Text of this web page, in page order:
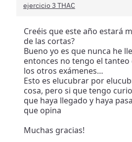
ejercicio 3 THAC
Creéis que este año estará
de las cortas?
Bueno yo es que nunca he
entonces no tengo el tanteo
los otros exámenes…
Esto es elucubrar por
cosa, pero si que tengo
que haya llegado y haya
que opina
Muchas gracias!